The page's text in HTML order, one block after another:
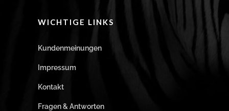
WICHTIGE LINKS
Kundenmeinungen
Impressum
Kontakt
Fragen & Antworten